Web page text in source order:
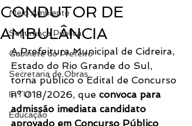
Meio Ambiente
Segurança Pública
Gabinete do Prefeito
Secretaria de Obras
IPTU
Educação
CONDUTOR DE
AMBULÂNCIA
A Prefeitura Municipal de Cidreira,
Estado do Rio Grande do Sul,
torna público o Edital de Concurso
nº 018/2026, que convoca para
admissão imediata candidato
aprovado em Concurso Público